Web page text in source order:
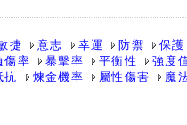
捷 意志 幸運 防禦
保護
傷率 暴擊率 平衡性
強度
抗 煉金機率 屬性傷害
魔